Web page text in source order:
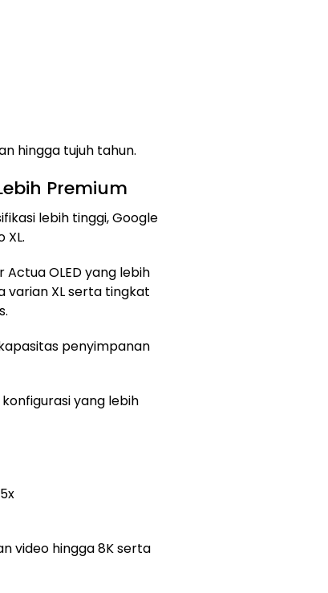
hingga tujuh tahun.
Premium
lebih tinggi, Google
XL.
OLED yang lebih
varian XL serta tingkat
penyimpanan
yang lebih
video hingga 8K serta